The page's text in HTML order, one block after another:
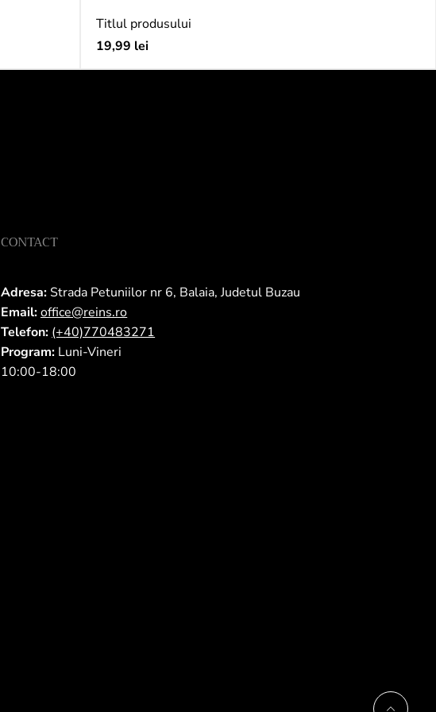
Titlul produsului
Preț
19,99 lei
CONTACT
Adresa: Strada Petuniilor nr 6, Balaia, Judetul Buzau
Email:office@reins.ro
Telefon:(+40)770483271
Program: Luni-Vineri
10:00-18:00